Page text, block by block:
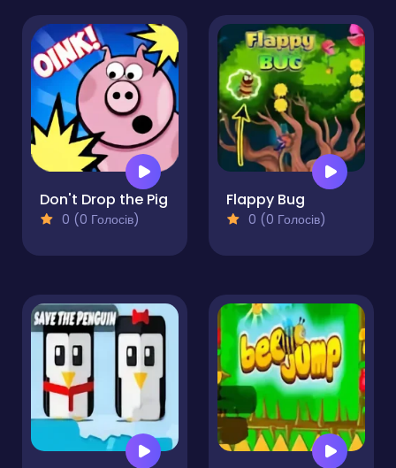
Don't Drop the Pig
0 (0 Голосів)
Flappy Bug
0 (0 Голосів)